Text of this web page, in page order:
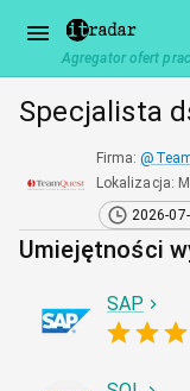
Agregator ofert
Specjalista
Firma: @
Lokalizacja:
2026-
Umiejętności
SAP